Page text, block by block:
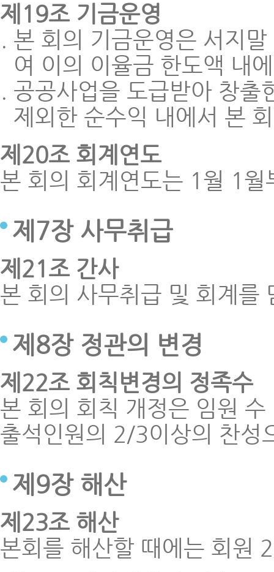
제19조 기금운영
본 회의 기금운영은 서지
여 이의 이율금 한도액 내
공공사업을 도급받아 창출
제외한 순수익 내에서 본
제20조 회계연도
본 회의 회계연도는 1월 1
제7장 사무취급
제21조 간사
본 회의 사무취급 및 회계를
제8장 정관의 변경
제22조 회칙변경의 정족수
본 회의 회칙 개정은 임원
출석인원의 2/3이상의 찬성
제9장 해산
제23조 해산
본회를 해산할 때에는 회원